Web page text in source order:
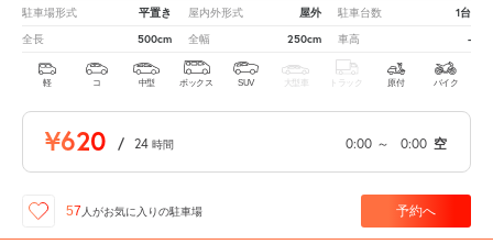
駐車場形式 平置き 屋内外形式 屋外 駐車台数 1台
全長 500cm 全幅 250cm 車高 -
軽 コ 中型 ボックス SUV 大型車 トラック 原付 バイク
¥620 / 24 時間 0:00 ～ 0:00 空
57 人がお気に入りの駐車場 予約へ